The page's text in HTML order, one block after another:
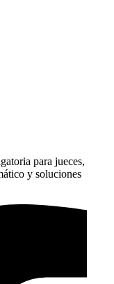
para jueces,
y soluciones